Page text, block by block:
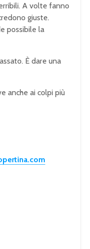
A volte fanno
giuste.
possibile la
È dare una
anche ai colpi più